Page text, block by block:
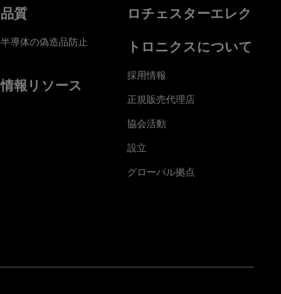
品質
半導体の偽造品防止
情報リソース
ロチェスターエレク
トロニクスについて
採用情報
正規販売代理店
協会活動
設立
グローバル拠点